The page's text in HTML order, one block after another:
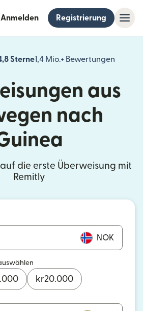
Anmelden Registrierung
Sterne1,4 Mio.+ Bewertungen
aus
nach
die erste Überweisung mit
Remitly
NOK
kr20.000